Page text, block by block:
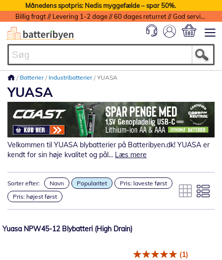
Månedens spotpris: Nedis myggefælde – spar 50%.
Billig fragt // Levering 1-2 dage // 60 dages returret // God service med garanti
Batterier Industribatterier YUASA
YUASA
Velkommen til YUASA blybatterier på Batteribyen.dk! YUASA er
kendt for sin høje kvalitet og pål... Læs mere
Sorter efter: Navn Popularitet
Pris: laveste først
Pris: højest først
Yuasa NPW45-12 Blybatteri (High Drain)
(1)